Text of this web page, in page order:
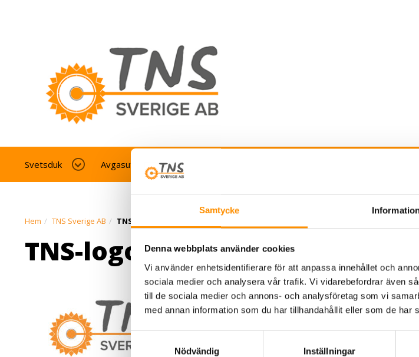
Samtycke
Denna webbplats använder cookies
Vi använder enhetsidentifierare för att anpassa innehållet och
sociala medier och analysera vår trafik. Vi vidarebefordrar även
till de sociala medier och annons- och analysföretag som vi
med annan information som du har tillhandahållit eller som de har
Samtyckesval
Nödvändig
Inställningar
Svetsduk Avgasutsug fordonverkstad
Hem TNS Sverige AB TNS-logo-farger-01
TNS-logo-farger-01